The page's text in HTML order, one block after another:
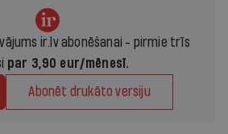
ir.lv abonēšanai - pirmie trīs
par 3,90 eur/mēnesī.
Abonēt drukāto versiju